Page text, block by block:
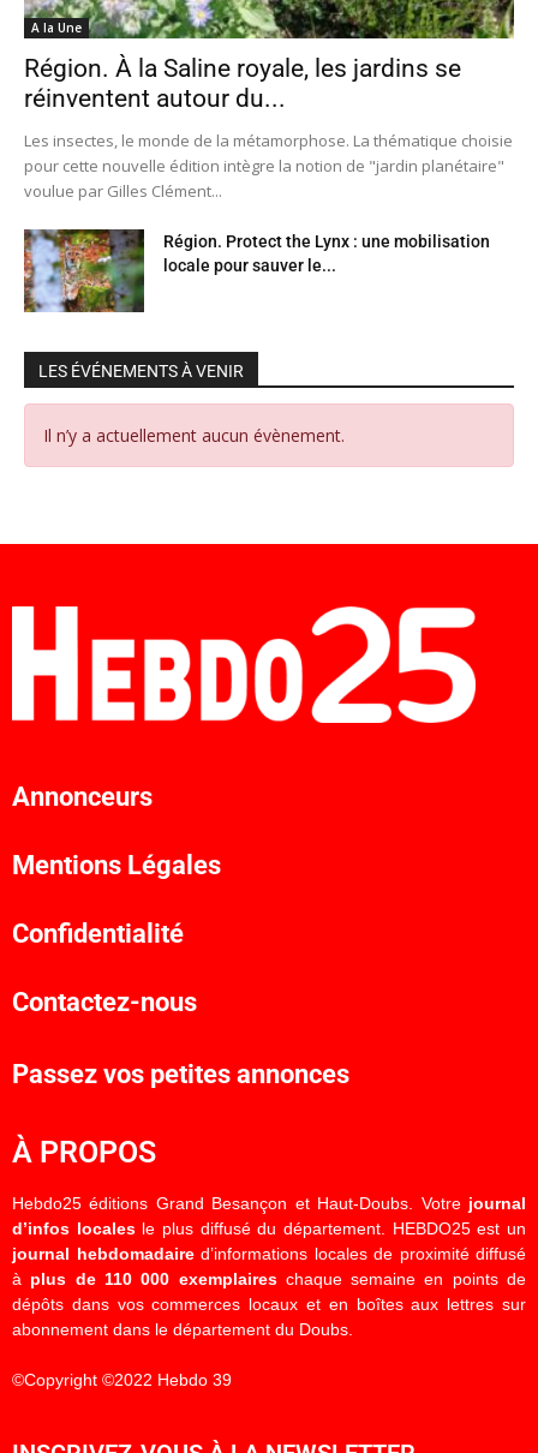
A la Une
Région. À la Saline royale, les jardins se
réinventent autour du...
Les insectes, le monde de la métamorphose. La thématique choisie
pour cette nouvelle édition intègre la notion de "jardin planétaire"
voulue par Gilles Clément...
Région. Protect the Lynx : une mobilisation
locale pour sauver le...
LES ÉVÉNEMENTS À VENIR
Il n’y a actuellement aucun évènement.
Annonceurs
Mentions Légales
Confidentialité
Contactez-nous
Passez vos petites annonces
À PROPOS
Hebdo25 éditions Grand Besançon et Haut-Doubs. Votre journal
d’infos localesle plus diffusé du département. HEBDO25 est un
journal hebdomadaired’informations locales de proximité diffusé
à plus de 110 000 exemplaireschaque semaine en points de
dépôts dans vos commerces locaux et en boîtes aux lettres sur
abonnement dans le département du Doubs.
©Copyright ©2022 Hebdo 39